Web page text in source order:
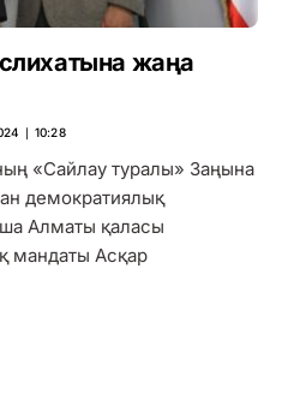
жаңа
∣ 10:28
«Сайлау туралы» Заңына
демократиялық
Алматы қаласы
мандаты Асқар